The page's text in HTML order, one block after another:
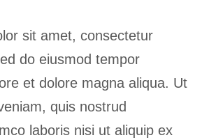
sit amet, consectetur
do eiusmod tempor
et dolore magna aliqua. Ut
quis nostrud
laboris nisi ut aliquip ex